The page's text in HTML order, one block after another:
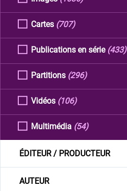
Cartes (707)
Publications en série (433)
Partitions (296)
Vidéos (106)
Multimédia (54)
ÉDITEUR / PRODUCTEUR
AUTEUR